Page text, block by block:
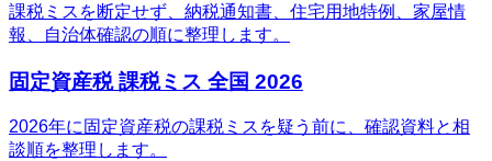
課税ミスを断定せず、納税通知書、住宅用地特例、家屋情
報、自治体確認の順に整理します。
固定資産税 課税ミス 全国 2026
2026年に固定資産税の課税ミスを疑う前に、確認資料と相
談順を整理します。